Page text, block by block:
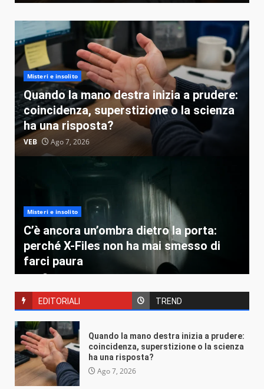
Misteri e insolito
Quando la mano destra inizia a prudere:
coincidenza, superstizione o la scienza
ha una risposta?
VEB Ago 7, 2026
Misteri e insolito
C’è ancora un’ombra dietro la porta:
perché X-Files non ha mai smesso di
farci paura
VEB Ago 4, 2026
Misteri e insolito
Perché il venerdì 17 spaventa solo noi
EDITORIALI TREND
Quando la mano destra inizia a prudere:
coincidenza, superstizione o la scienza
ha una risposta?
Ago 7, 2026